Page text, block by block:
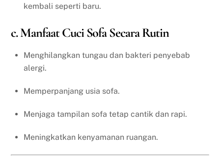
kembali seperti baru.
c. Manfaat Cuci Sofa Secara Rutin
Menghilangkan tungau dan bakteri penyebab
alergi.
Memperpanjang usia sofa.
Menjaga tampilan sofa tetap cantik dan rapi.
Meningkatkan kenyamanan ruangan.